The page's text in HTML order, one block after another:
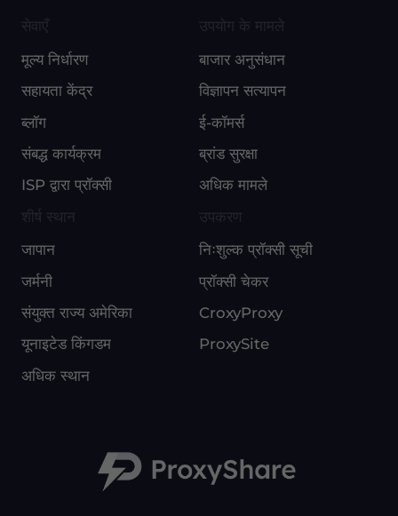
मूल्य निर्धारण
सहायता केंद्र
ब्लॉग
संबद्ध कार्यक्रम
ISP द्वारा प्रॉक्सी
बाजार अनुसंधान
विज्ञापन सत्यापन
ई-कॉमर्स
ब्रांड सुरक्षा
अधिक मामले
शीर्ष स्थान
जापान
जर्मनी
संयुक्त राज्य अमेरिका
यूनाइटेड किंगडम
अधिक स्थान
निःशुल्क प्रॉक्सी सूची
प्रॉक्सी चेकर
CroxyProxy
ProxySite